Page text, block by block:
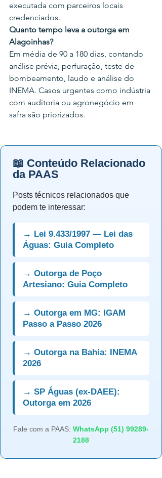
executada com parceiros locais
credenciados.
Quanto tempo leva a outorga em
Alagoinhas?
Em média de 90 a 180 dias, contando
análise prévia, perfuração, teste de
bombeamento, laudo e análise do
INEMA. Casos urgentes como indústria
com auditoria ou agronegócio em
safra são priorizados.
📖 Conteúdo Relacionado
da PAAS
Posts técnicos relacionados que
podem te interessar:
→ Lei 9.433/1997 — Lei das
Águas: Guia Completo
→ Outorga de Poço
Artesiano: Guia Completo
→ Outorga em MG: IGAM
Passo a Passo 2026
→ Outorga na Bahia: INEMA
2026
→ SP Águas (ex-DAEE):
Outorga em 2026
Fale com a PAAS: WhatsApp (51) 99289-
2188